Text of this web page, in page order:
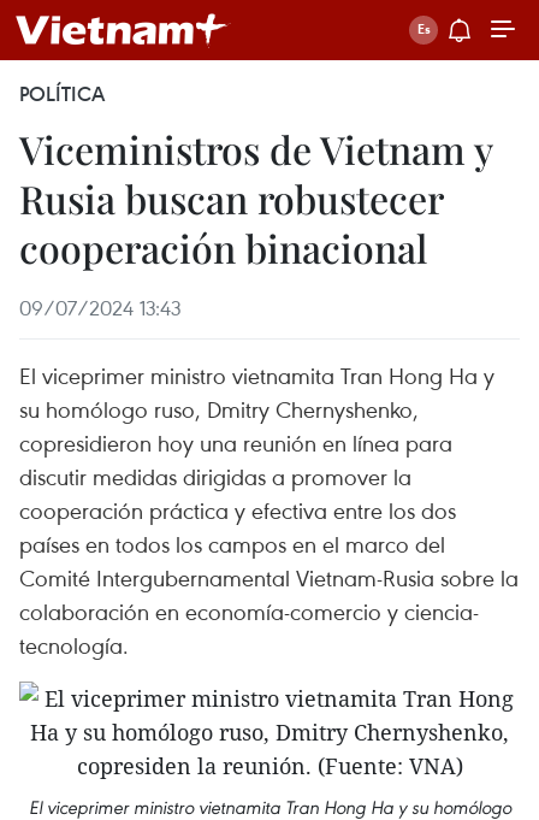
POLÍTICA
Viceministros de Vietnam y
Rusia buscan robustecer
cooperación binacional
09/07/2024 13:43
El viceprimer ministro vietnamita Tran Hong Ha y
su homólogo ruso, Dmitry Chernyshenko,
copresidieron hoy una reunión en línea para
discutir medidas dirigidas a promover la
cooperación práctica y efectiva entre los dos
países en todos los campos en el marco del
Comité Intergubernamental Vietnam-Rusia sobre la
colaboración en economía-comercio y ciencia-
tecnología.
El viceprimer ministro vietnamita Tran Hong Ha y su homólogo